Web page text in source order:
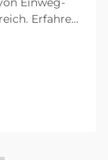
Erfahren